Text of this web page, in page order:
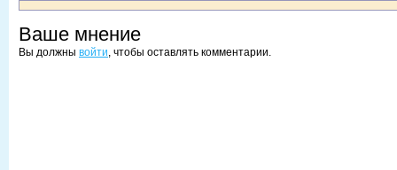
Ваше мнение
Вы должны войти, чтобы оставлять комментарии.